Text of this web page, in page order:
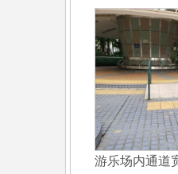
游乐场内通道